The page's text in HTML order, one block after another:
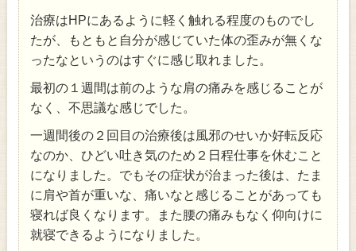
治療はHPにあるように軽く触れる程度のものでし
たが、もともと自分が感じていた体の歪みが無くな
ったなというのはすぐに感じ取れました。
最初の１週間は前のような肩の痛みを感じることが
なく、不思議な感じでした。
一週間後の２回目の治療後は風邪のせいか好転反応
なのか、ひどい吐き気のため２日程仕事を休むこと
になりました。でもその症状が治まった後は、たま
に肩や首が重いな、痛いなと感じることがあっても
寝れば良くなります。また腰の痛みもなく仰向けに
就寝できるようになりました。